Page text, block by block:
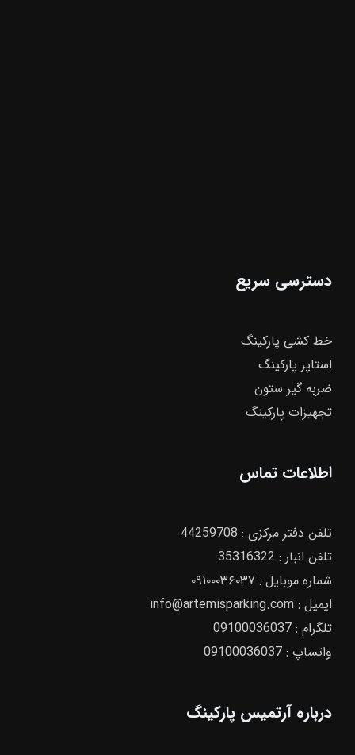
دسترسی سریع
خط کشی پارکینگ
استاپر پارکینگ
ضربه گیر ستون
تجهیزات پارکینگ
اطلاعات تماس
تلفن دفتر مرکزی :‌ 44259708
تلفن انبار :‌ 35316322
شماره موبایل : ۰۹۱۰۰۰۳۶۰۳۷
ایمیل : info@artemisparking.com
تلگرام : 09100036037
واتساپ : 09100036037
درباره آرتمیس پارکینگ